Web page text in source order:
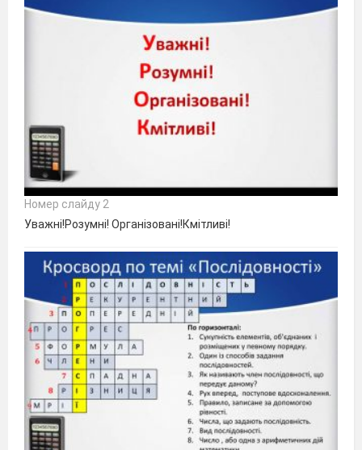
Номер слайду 2
Уважні!Розумні! Організовані!Кмітливі!